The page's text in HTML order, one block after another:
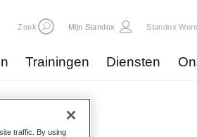
Zoek Mijn Standox Standox
Trainingen Diensten
traffic. By using